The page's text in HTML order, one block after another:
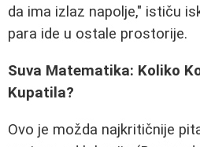
da ima izlaz napolje," ističu
para ide u ostale prostorije.
Suva Matematika: Koliko
Kupatila?
Ovo je možda najkritičnije